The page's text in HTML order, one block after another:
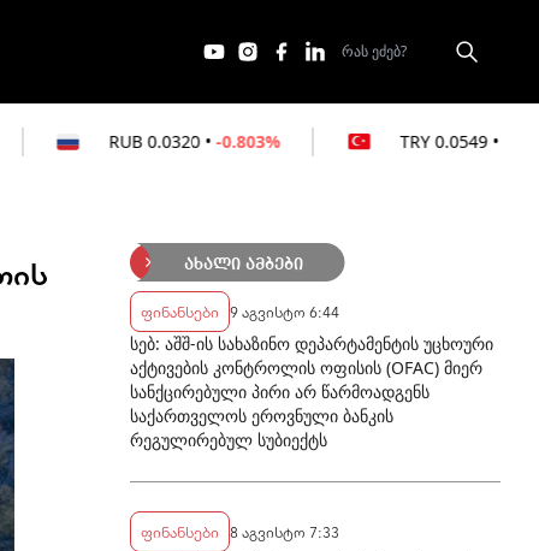
0.0320 • -0.803% TRY • -0.364%
ახალი ამბები
ფინანსები 9 აგვისტო 6:44
სებ: აშშ-ის სახაზინო დეპარტამენტის უცხოური
აქტივების კონტროლის ოფისის (OFAC) მიერ
სანქცირებული პირი არ წარმოადგენს
საქართველოს ეროვნული ბანკის
რეგულირებულ სუბიექტს
ფინანსები 8 აგვისტო 7:33